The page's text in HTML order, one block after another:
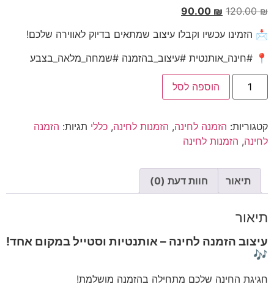
120.00₪
90.00 ₪
📩 הזמינו עכשיו וקבלו עיצוב שמתאים בדיוק לאווירה שלכם!
📍 #חינה_אותנטית #עיצוב_בהזמנה #שמחה_מלאה_בצבע
הוספה לסל
קטגוריות: הזמנה לחינה, הזמנות לחינה, כללי תגיות: הזמנה
לחינה, הזמנות לחינה
תיאור חוות דעת (0)
תיאור
עיצוב הזמנה לחינה – אותנטיות וסטייל במקום אחד!
🎶
חגיגת החינה שלכם מתחילה בהזמנה מושלמת!